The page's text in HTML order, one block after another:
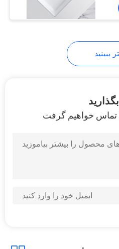
دیواری
ببینید
تماس خواهیم گرفت